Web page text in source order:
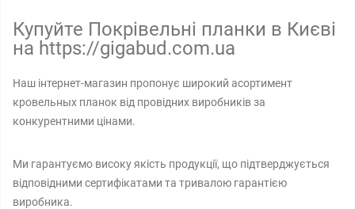
Купуйте Покрівельні планки в Києві
на https://gigabud.com.ua
Наш інтернет-магазин пропонує широкий асортимент
кровельных планок від провідних виробників за
конкурентними цінами.
Ми гарантуємо високу якість продукції, що підтверджується
відповідними сертифікатами та тривалою гарантією
виробника.